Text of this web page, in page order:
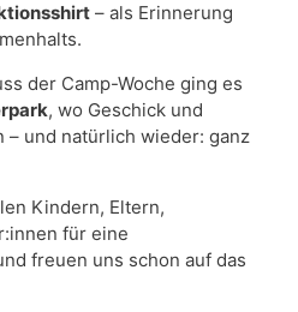
– als Erinnerung
der Camp-Woche ging es
, wo Geschick und
– und natürlich wieder: ganz
Kindern, Eltern,
für eine
freuen uns schon auf das